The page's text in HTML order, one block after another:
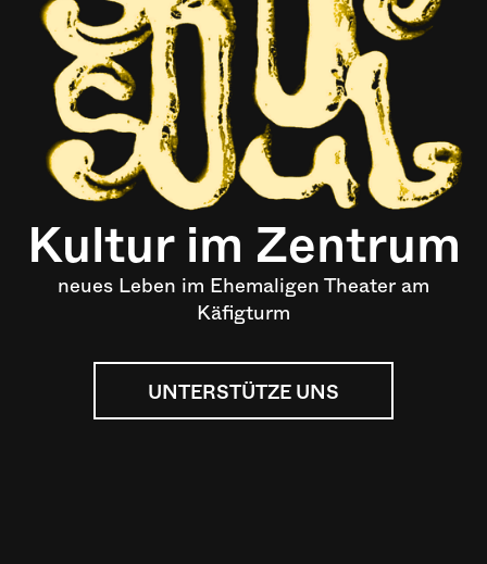
Kultur im Zentrum
neues Leben im Ehemaligen Theater am
Käfigturm
UNTERSTÜTZE UNS